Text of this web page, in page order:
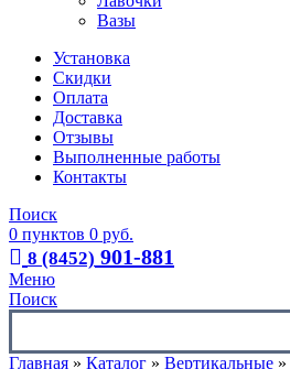
Вазы
Установка
Скидки
Оплата
Доставка
Отзывы
Выполненные работы
Контакты
Поиск
0 пунктов 0 руб.
8 (8452) 901-881
Меню
Поиск
Главная » Каталог » Вертикальные »